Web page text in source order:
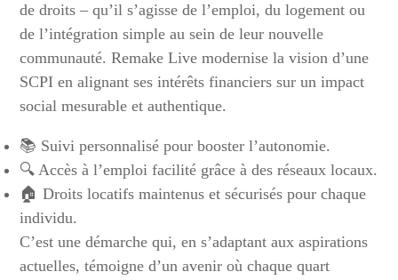
de droits – qu’il s’agisse de l’emploi, du logement ou
de l’intégration simple au sein de leur nouvelle
communauté. Remake Live modernise la vision d’une
SCPI en alignant ses intérêts financiers sur un impact
social mesurable et authentique.
📚 Suivi personnalisé pour booster l’autonomie.
🔍 Accès à l’emploi facilité grâce à des réseaux locaux.
🏠 Droits locatifs maintenus et sécurisés pour chaque
individu.
C’est une démarche qui, en s’adaptant aux aspirations
actuelles, témoigne d’un avenir où chaque quart